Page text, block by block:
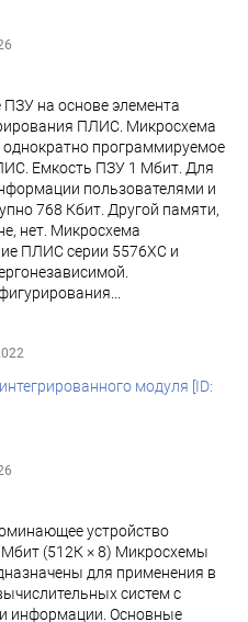
на основе элемента
ПЛИС. Микросхема
программируемое
Емкость ПЗУ 1 Мбит. Для
пользователями и
768 Кбит. Другой памяти,
нет. Микросхема
ПЛИС серии 5576ХС и
модуля [ID:
устройство
Мбит (512К × 8) Микросхемы
для применения в
систем с
информации. Основные